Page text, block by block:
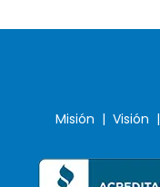
Misión | Visión |